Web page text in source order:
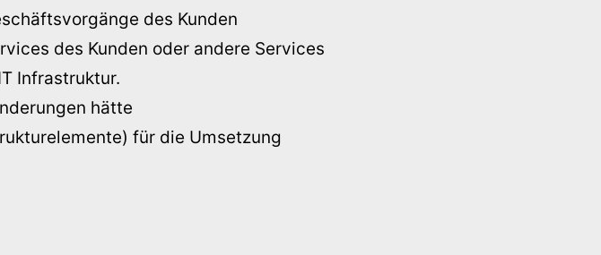
des Kunden
des Kunden oder andere Services
Infrastruktur.
hätte
für die Umsetzung